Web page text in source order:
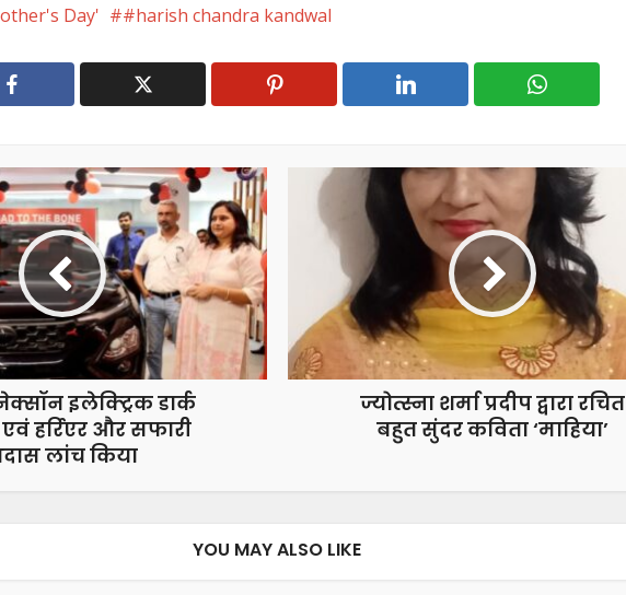
Day' #harish chandra kandwal
इलेक्ट्रिक डार्क
हर्रिएर और सफारी
लांच किया
ज्योत्स्ना शर्मा प्रदीप द्वारा रचित
बहुत सुंदर कविता ‘माहिया’
YOU MAY ALSO LIKE